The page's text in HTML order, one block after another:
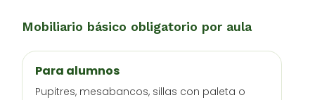
Mobiliario básico obligatorio por aula
Para alumnos
Pupitres, mesabancos, sillas con paleta o